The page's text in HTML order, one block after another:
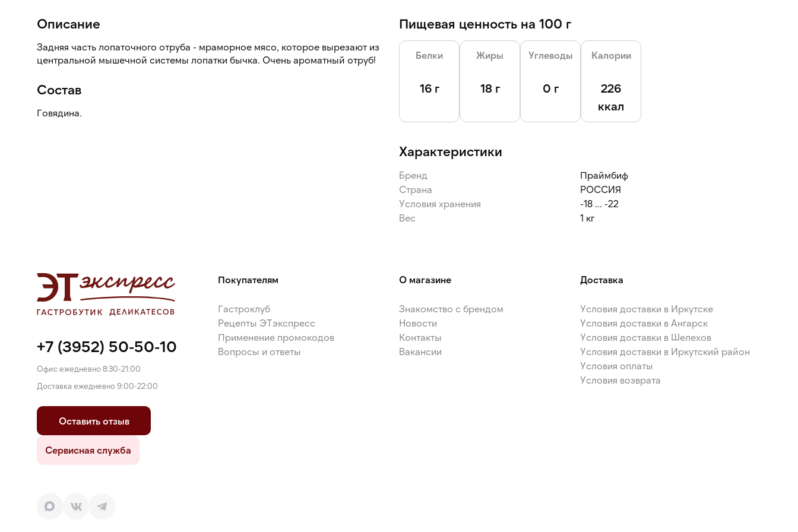
Описание
Задняя часть лопаточного отруба - мраморное мясо, которое вырезают из
центральной мышечной системы лопатки бычка. Очень ароматный отруб!
Состав
Говядина.
Пищевая ценность на 100 г
Белки
16 г
Жиры
18 г
Углеводы
0 г
Калории
226
ккал
Характеристики
Бренд
Праймбиф
Страна
РОССИЯ
Условия хранения
-18 ... -22
Вес
1 кг
+7 (3952) 50-50-10
Офис ежедневно 8:30-21:00
Доставка ежедневно 9:00-22:00
Оставить отзыв
Сервисная служба
Покупателям
Гастроклуб
Рецепты ЭТэкспресс
Применение промокодов
Вопросы и ответы
О магазине
Знакомство с брендом
Новости
Контакты
Вакансии
Доставка
Условия доставки в Иркутске
Условия доставки в Ангарск
Условия доставки в Шелехов
Условия доставки в Иркутский район
Условия оплаты
Условия возврата